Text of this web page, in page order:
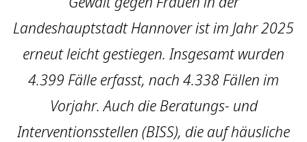
Landeshauptstadt Hannover ist im Jahr 2025
erneut leicht gestiegen. Insgesamt wurden
4.399 Fälle erfasst, nach 4.338 Fällen im
Vorjahr. Auch die Beratungs- und
Interventionsstellen (BISS), die auf häusliche